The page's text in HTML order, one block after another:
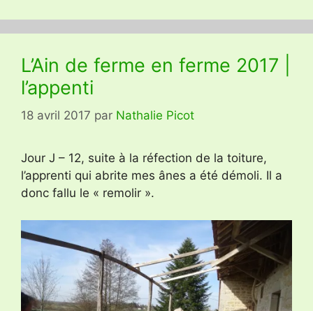
L’Ain de ferme en ferme 2017 |
l’appenti
18 avril 2017 par Nathalie Picot
Jour J – 12, suite à la réfection de la toiture,
l’apprenti qui abrite mes ânes a été démoli. Il a
donc fallu le « remolir ».